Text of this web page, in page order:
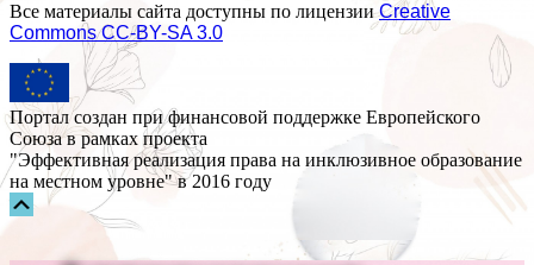
Все материалы сайта доступны по лицензииCreative
Commons СС-BY-SA 3.0
Портал создан при финансовой поддержке Европейского
Союза в рамках проекта
"Эффективная реализация права на инклюзивное образование
на местном уровне" в 2016 году
Прокрутка